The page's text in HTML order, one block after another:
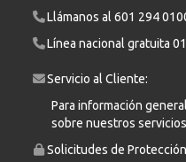
Llámanos al 601 294
Línea nacional gratuita
Servicio al Cliente:
Para información
sobre nuestros
Solicitudes de